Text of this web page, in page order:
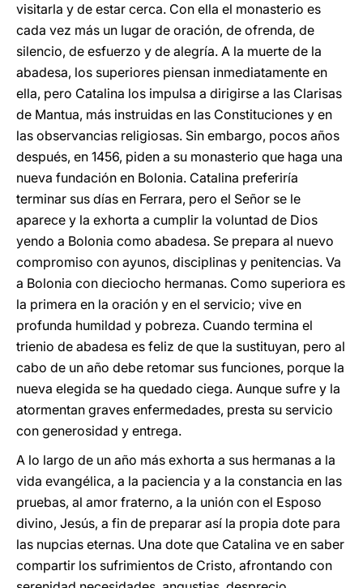
visitarla y de estar cerca. Con ella el monasterio es
cada vez más un lugar de oración, de ofrenda, de
silencio, de esfuerzo y de alegría. A la muerte de la
abadesa, los superiores piensan inmediatamente en
ella, pero Catalina los impulsa a dirigirse a las Clarisas
de Mantua, más instruidas en las Constituciones y en
las observancias religiosas. Sin embargo, pocos años
después, en 1456, piden a su monasterio que haga una
nueva fundación en Bolonia. Catalina preferiría
terminar sus días en Ferrara, pero el Señor se le
aparece y la exhorta a cumplir la voluntad de Dios
yendo a Bolonia como abadesa. Se prepara al nuevo
compromiso con ayunos, disciplinas y penitencias. Va
a Bolonia con dieciocho hermanas. Como superiora es
la primera en la oración y en el servicio; vive en
profunda humildad y pobreza. Cuando termina el
trienio de abadesa es feliz de que la sustituyan, pero al
cabo de un año debe retomar sus funciones, porque la
nueva elegida se ha quedado ciega. Aunque sufre y la
atormentan graves enfermedades, presta su servicio
con generosidad y entrega.
A lo largo de un año más exhorta a sus hermanas a la
vida evangélica, a la paciencia y a la constancia en las
pruebas, al amor fraterno, a la unión con el Esposo
divino, Jesús, a fin de preparar así la propia dote para
las nupcias eternas. Una dote que Catalina ve en saber
compartir los sufrimientos de Cristo, afrontando con